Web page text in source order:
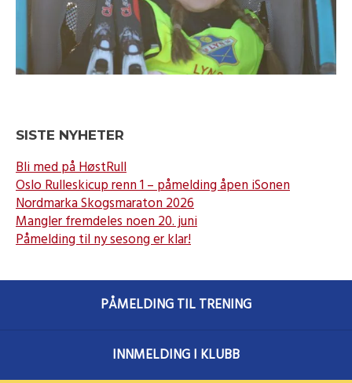
SISTE NYHETER
Bli med på HøstRull
Oslo Rulleskicup renn 1 – påmelding åpen iSonen
Nordmarka Skogsmaraton 2026
Mangler fremdeles noen 20. juni
Påmelding til ny sesong er klar!
PÅMELDING TIL TRENING
INNMELDING I KLUBB